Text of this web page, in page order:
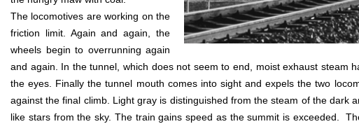
The locomotives are working on the
friction limit. Again and again, the
wheels begin to overrunning again
and again. In the tunnel, which does not seem to end, moist exhaust steam
the eyes. Finally the tunnel mouth comes into sight and expels the two
against the final climb. Light gray is distinguished from the steam of the dark
like stars from the sky. The train gains speed as the summit is exceeded.